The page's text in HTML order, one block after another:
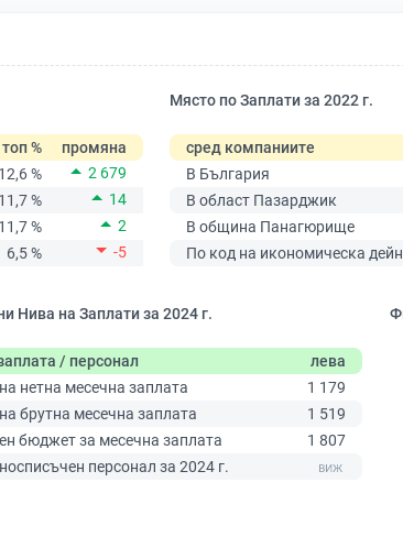
%
промяна
12,6 %
2 679
11,7 %
14
11,7 %
2
6,5 % -5
Място по Заплати за 2022 г.
сред компаниите
В България
В област Пазарджик
В община Панагюрище
По код на икономическа
Нива на Заплати за 2024 г.
/ персонал
лева
нетна месечна заплата
1 179
брутна месечна заплата
1 519
бюджет за месечна заплата
1 807
персонал за 2024 г.